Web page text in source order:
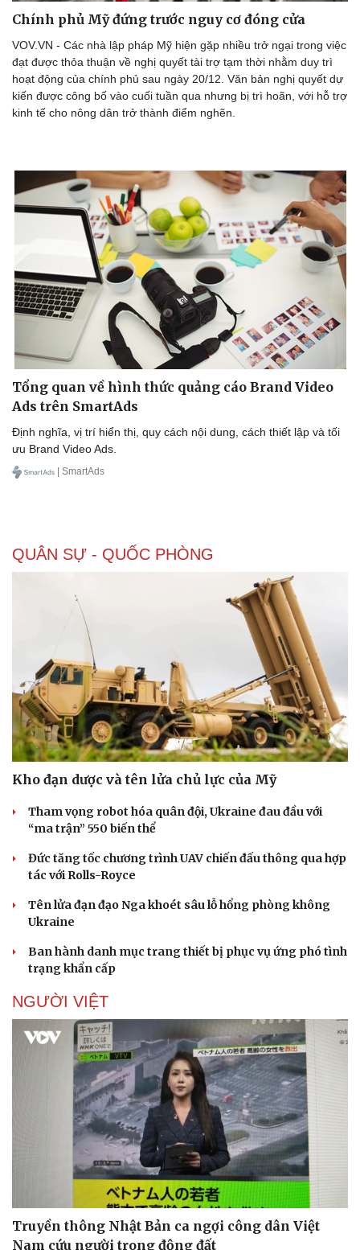
Doanh nghiệp
Doanh nghiệp 24h
Vì cộng đồng
Công nghệ
Chuyển đổi số
Chính phủ Mỹ đứng trước nguy cơ đóng cửa
VOV.VN - Các nhà lập pháp Mỹ hiện gặp nhiều trở ngại trong việc
đạt được thỏa thuận về nghị quyết tài trợ tạm thời nhằm duy trì
hoạt động của chính phủ sau ngày 20/12. Văn bản nghị quyết dự
kiến được công bố vào cuối tuần qua nhưng bị trì hoãn, với hỗ trợ
kinh tế cho nông dân trở thành điểm nghẽn.
Tổng quan về hình thức quảng cáo Brand Video
Ads trên SmartAds
Định nghĩa, vị trí hiển thị, quy cách nội dung, cách thiết lập và tối
ưu Brand Video Ads.
| SmartAds
QUÂN SỰ - QUỐC PHÒNG
Kho đạn dược và tên lửa chủ lực của Mỹ
Tham vọng robot hóa quân đội, Ukraine đau đầu với
“ma trận” 550 biến thể
Đức tăng tốc chương trình UAV chiến đấu thông qua hợp
tác với Rolls-Royce
Tên lửa đạn đạo Nga khoét sâu lỗ hổng phòng không
Ukraine
Ban hành danh mục trang thiết bị phục vụ ứng phó tình
trạng khẩn cấp
NGƯỜI VIỆT
Truyền thông Nhật Bản ca ngợi công dân Việt
Nam cứu người trong động đất